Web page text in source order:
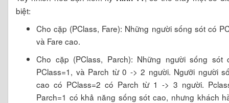
biệt:
Cho cặp (PClass, Fare): Những người sống sót có
và Fare cao.
Cho cặp (PClass, Parch): Những người sống sót
PClass=1, và Parch từ 0 -> 2 người. Ngưỡi người
cao có PClass=2 có Parch từ 1 -> 3 người.
Parch=1 có khả năng sống sót cao, nhưng khách